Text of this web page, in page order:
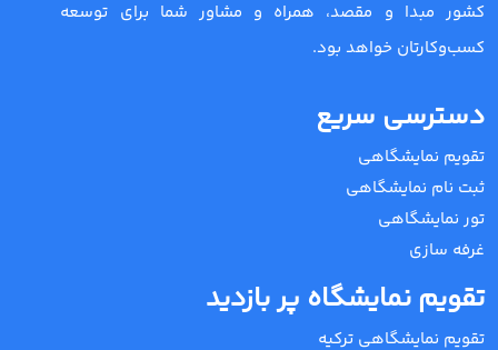
کشور مبدا و مقصد، همراه و مشاور شما برای توسعه
کسب‌وکارتان خواهد بود.
دسترسی سریع
تقویم نمایشگاهی
ثبت نام نمایشگاهی
تور نمایشگاهی
غرفه سازی
تقویم نمایشگاه پر بازدید
تقویم نمایشگاهی ترکیه